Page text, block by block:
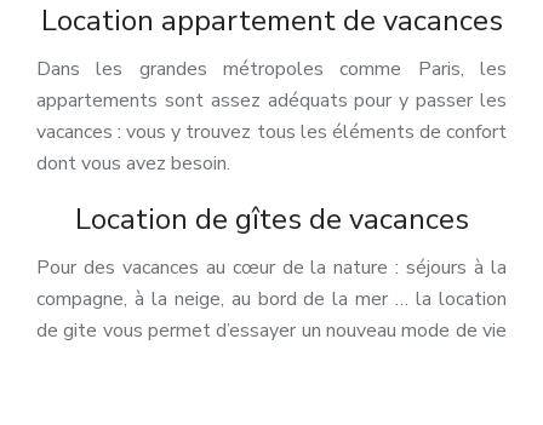
Location appartement de vacances
Dans les grandes métropoles comme Paris, les
appartements sont assez adéquats pour y passer les
vacances : vous y trouvez tous les éléments de confort
dont vous avez besoin.
Location de gîtes de vacances
Pour des vacances au cœur de la nature : séjours à la
compagne, à la neige, au bord de la mer … la location
de gite vous permet d’essayer un nouveau mode de vie